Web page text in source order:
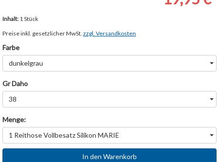
Inhalt: 1 Stück
Preise inkl. gesetzlicher MwSt. zzgl. Versandkosten
Farbe
dunkelgrau
Gr Daho
38
Menge:
1 Reithose Vollbesatz Silikon MARIE
In den Warenkorb